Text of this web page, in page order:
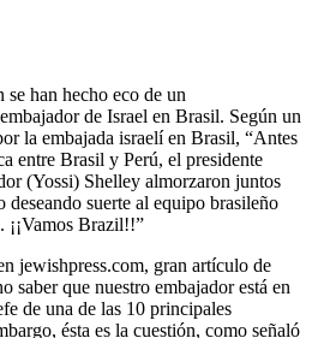
han hecho eco de un
de Israel en Brasil. Según un
la embajada israelí en Brasil, “Antes
entre Brasil y Perú, el presidente
(Yossi) Shelley almorzaron juntos
suerte al equipo brasileño
¡¡Vamos Brazil!!”
jewishpress.com, gran artículo de
saber que nuestro embajador está en
de una de las 10 principales
ésta es la cuestión, como señaló